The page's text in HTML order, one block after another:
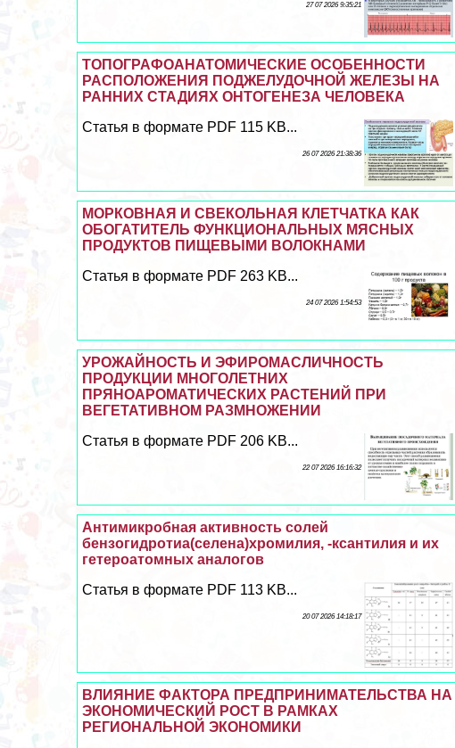
27 07 2026 9:35:21
ТОПОГРАФОАНАТОМИЧЕСКИЕ ОСОБЕННОСТИ
РАСПОЛОЖЕНИЯ ПОДЖЕЛУДОЧНОЙ ЖЕЛЕЗЫ НА
РАННИХ СТАДИЯХ ОНТОГЕНЕЗА ЧЕЛОВЕКА
Статья в формате PDF 115 KB...
26 07 2026 21:38:36
МОРКОВНАЯ И СВЕКОЛЬНАЯ КЛЕТЧАТКА КАК
ОБОГАТИТЕЛЬ ФУНКЦИОНАЛЬНЫХ МЯСНЫХ
ПРОДУКТОВ ПИЩЕВЫМИ ВОЛОКНАМИ
Статья в формате PDF 263 KB...
24 07 2026 1:54:53
УРОЖАЙНОСТЬ И ЭФИРОМАСЛИЧНОСТЬ
ПРОДУКЦИИ МНОГОЛЕТНИХ
ПРЯНОАРОМАТИЧЕСКИХ РАСТЕНИЙ ПРИ
ВЕГЕТАТИВНОМ РАЗМНОЖЕНИИ
Статья в формате PDF 206 KB...
22 07 2026 16:16:32
Антимикробная активность солей
бензогидротиа(селена)хромилия, -ксантилия и их
гетероатомных аналогов
Статья в формате PDF 113 KB...
20 07 2026 14:18:17
ВЛИЯНИЕ ФАКТОРА ПРЕДПРИНИМАТЕЛЬСТВА НА
ЭКОНОМИЧЕСКИЙ РОСТ В РАМКАХ
РЕГИОНАЛЬНОЙ ЭКОНОМИКИ